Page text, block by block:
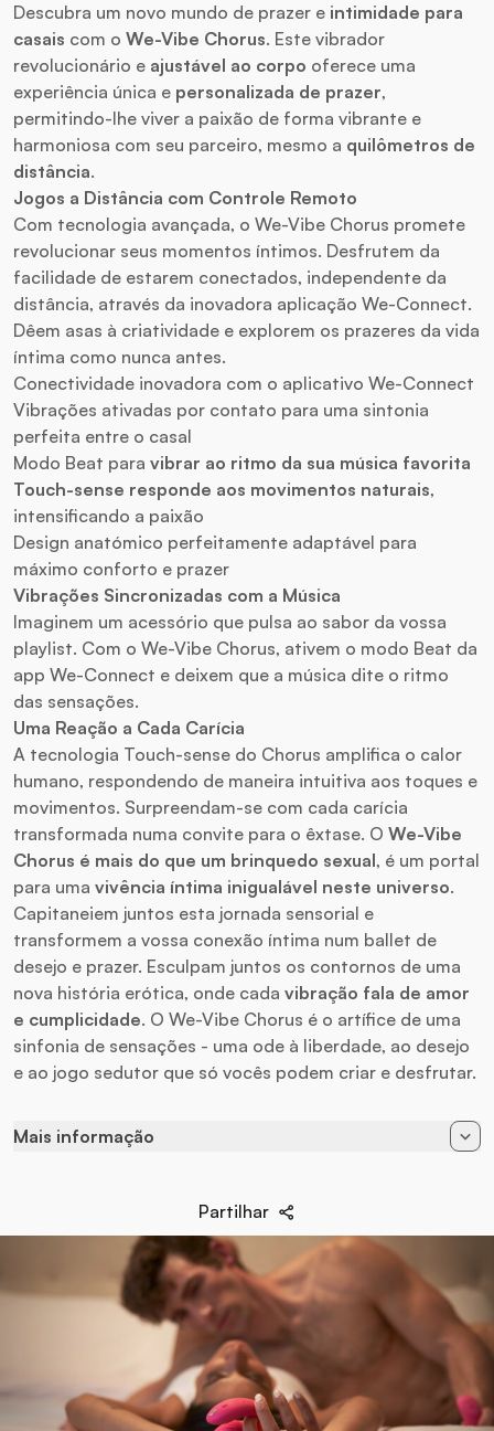
Descubra um novo mundo de prazer e intimidade para
casais com o We-Vibe Chorus. Este vibrador
revolucionário e ajustável ao corpo oferece uma
experiência única e personalizada de prazer,
permitindo-lhe viver a paixão de forma vibrante e
harmoniosa com seu parceiro, mesmo a quilômetros de
distância.
Jogos a Distância com Controle Remoto
Com tecnologia avançada, o We-Vibe Chorus promete
revolucionar seus momentos íntimos. Desfrutem da
facilidade de estarem conectados, independente da
distância, através da inovadora aplicação We-Connect.
Dêem asas à criatividade e explorem os prazeres da vida
íntima como nunca antes.
Conectividade inovadora com o aplicativo We-Connect
Vibrações ativadas por contato para uma sintonia
perfeita entre o casal
Modo Beat para vibrar ao ritmo da sua música favorita
Touch-sense responde aos movimentos naturais,
intensificando a paixão
Design anatómico perfeitamente adaptável para
máximo conforto e prazer
Vibrações Sincronizadas com a Música
Imaginem um acessório que pulsa ao sabor da vossa
playlist. Com o We-Vibe Chorus, ativem o modo Beat da
app We-Connect e deixem que a música dite o ritmo
das sensações.
Uma Reação a Cada Carícia
A tecnologia Touch-sense do Chorus amplifica o calor
humano, respondendo de maneira intuitiva aos toques e
movimentos. Surpreendam-se com cada carícia
transformada numa convite para o êxtase. O We-Vibe
Chorus é mais do que um brinquedo sexual, é um portal
para uma vivência íntima inigualável neste universo.
Capitaneiem juntos esta jornada sensorial e
transformem a vossa conexão íntima num ballet de
desejo e prazer. Esculpam juntos os contornos de uma
nova história erótica, onde cada vibração fala de amor
e cumplicidade. O We-Vibe Chorus é o artífice de uma
sinfonia de sensações - uma ode à liberdade, ao desejo
e ao jogo sedutor que só vocês podem criar e desfrutar.
Mais informação
Apple iOS / Android
Bluetooth
Recarregável
Carregador USB
We-Vibe
Material
Silicone Hipoalergênico
Partilhar